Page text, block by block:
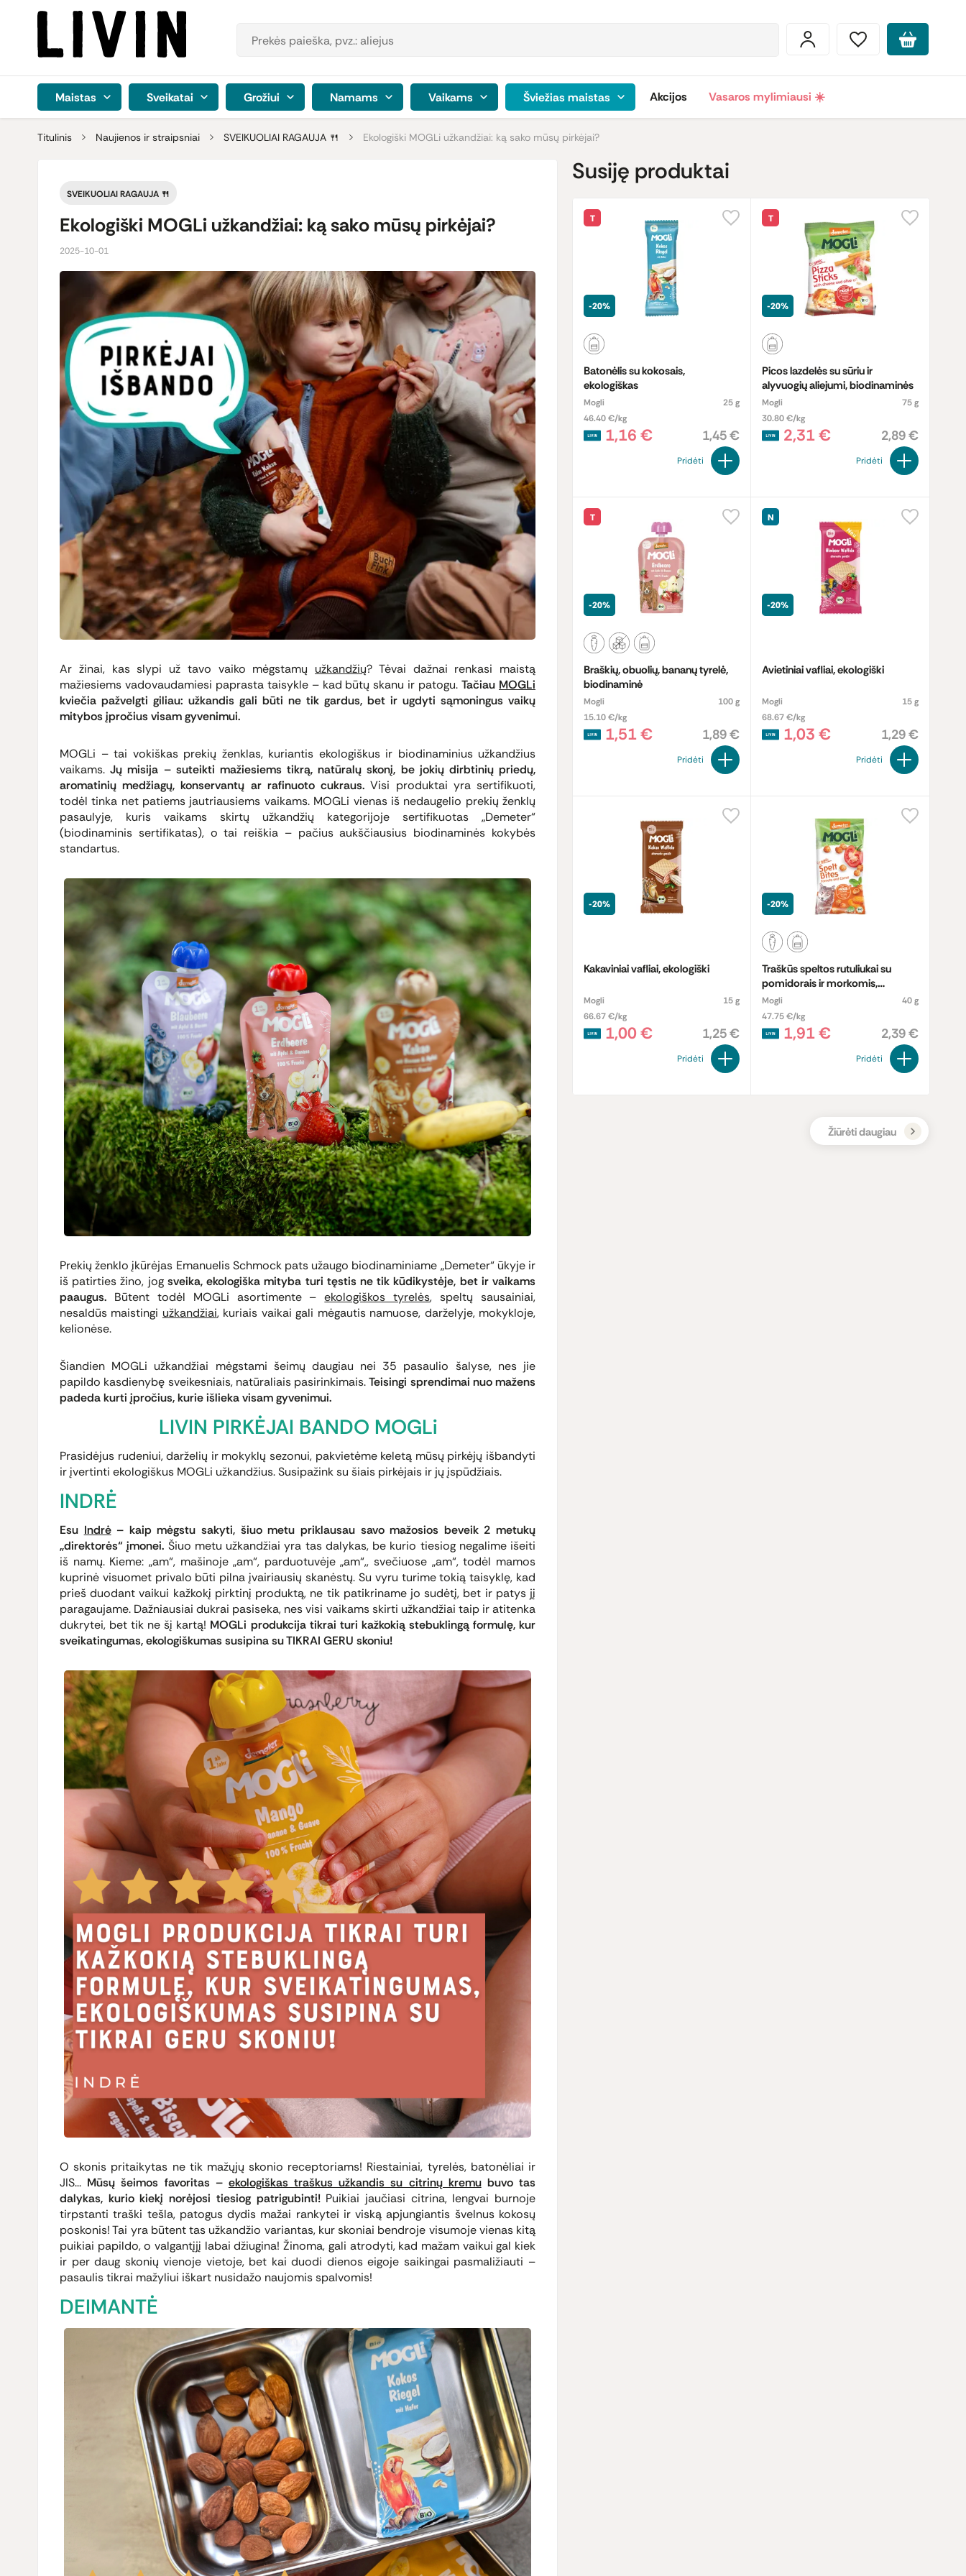
Maistas Sveikatai Grožiui Namams Vaikams Šviežias maistas Akcijos Vasaros mylimiausi ☀️
Titulinis Naujienos ir straipsniai SVEIKUOLIAI RAGAUJA 🍴 Ekologiški MOGLi užkandžiai: ką sako mūsų pirkėjai?
SVEIKUOLIAI RAGAUJA 🍴
Ekologiški MOGLi užkandžiai: ką sako mūsų pirkėjai?
2025-10-01
Ar žinai, kas slypi už tavo vaiko mėgstamų užkandžių? Tėvai dažnai renkasi maistą
mažiesiems vadovaudamiesi paprasta taisykle – kad būtų skanu ir patogu.Tačiau MOGLi
kviečia pažvelgti giliau: užkandis gali būti ne tik gardus, bet ir ugdyti sąmoningus vaikų
mitybos įpročius visam gyvenimui.
MOGLi – tai vokiškas prekių ženklas, kuriantis ekologiškus ir biodinaminius užkandžius
vaikams.Jų misija – suteikti mažiesiems tikrą, natūralų skonį, be jokių dirbtinių priedų,
aromatinių medžiagų, konservantų ar rafinuoto cukraus. Visi produktai yra sertifikuoti,
todėl tinka net patiems jautriausiems vaikams. MOGLi vienas iš nedaugelio prekių ženklų
pasaulyje, kuris vaikams skirtų užkandžių kategorijoje sertifikuotas „Demeter“
(biodinaminis sertifikatas), o tai reiškia – pačius aukščiausius biodinaminės kokybės
standartus.
Prekių ženklo įkūrėjas Emanuelis Schmock pats užaugo biodinaminiame „Demeter“ ūkyje ir
iš patirties žino, jog sveika, ekologiška mityba turi tęstis ne tik kūdikystėje, bet ir vaikams
paaugus. Būtent todėl MOGLi asortimente –ekologiškos tyrelės, speltų sausainiai,
nesaldūs maistingi užkandžiai, kuriais vaikai gali mėgautis namuose, darželyje, mokykloje,
kelionėse.
Šiandien MOGLi užkandžiai mėgstami šeimų daugiau nei 35 pasaulio šalyse, nes jie
papildo kasdienybę sveikesniais, natūraliais pasirinkimais.Teisingi sprendimai nuo mažens
padeda kurti įpročius, kurie išlieka visam gyvenimui.
LIVIN PIRKĖJAI BANDO MOGLi
Prasidėjus rudeniui, darželių ir mokyklų sezonui, pakvietėme keletą mūsų pirkėjų išbandyti
ir įvertinti ekologiškus MOGLi užkandžius. Susipažink su šiais pirkėjais ir jų įspūdžiais.
INDRĖ
Esu Indrė– kaip mėgstu sakyti, šiuo metu priklausau savo mažosios beveik 2 metukų
„direktorės“ įmonei. Šiuo metu užkandžiai yra tas dalykas, be kurio tiesiog negalime išeiti
iš namų. Kieme: „am“, mašinoje „am“, parduotuvėje „am“,, svečiuose „am“, todėl mamos
kuprinė visuomet privalo būti pilna įvairiausių skanėstų. Su vyru turime tokią taisyklę, kad
prieš duodant vaikui kažkokį pirktinį produktą, ne tik patikriname jo sudėtį, bet ir patys jį
paragaujame. Dažniausiai dukrai pasiseka, nes visi vaikams skirti užkandžiai taip ir atitenka
dukrytei, bet tik ne šį kartą! MOGLi produkcija tikrai turi kažkokią stebuklingą formulę, kur
sveikatingumas, ekologiškumas susipina su TIKRAI GERU skoniu!
O skonis pritaikytas ne tik mažųjų skonio receptoriams! Riestainiai, tyrelės, batonėliai ir
JIS... Mūsų šeimos favoritas – ekologiškas traškus užkandis su citrinų kremubuvo tas
dalykas, kurio kiekį norėjosi tiesiog patrigubinti!Puikiai jaučiasi citrina, lengvai burnoje
tirpstanti traški tešla, patogus dydis mažai rankytei ir viską apjungiantis švelnus kokosų
poskonis! Tai yra būtent tas užkandžio variantas, kur skoniai bendroje visumoje vienas kitą
puikiai papildo, o valgantįjį labai džiugina! Žinoma, gali atrodyti, kad mažam vaikui gal kiek
ir per daug skonių vienoje vietoje, bet kai duodi dienos eigoje saikingai pasmaližiauti –
pasaulis tikrai mažyliui iškart nusidažo naujomis spalvomis!
DEIMANTĖ
Susiję produktai
T
-20%
Batonėlis su kokosais,
ekologiškas
Mogli
25 g
46.40 €/kg
1,16 € 1,45 €
Pridėti
T
-20%
Picos lazdelės su sūriu ir
alyvuogių aliejumi, biodinaminės
Mogli
75 g
30.80 €/kg
2,31 € 2,89 €
Pridėti
T
-20%
Braškių, obuolių, bananų tyrelė,
biodinaminė
Mogli
100 g
15.10 €/kg
1,51 € 1,89 €
Pridėti
N
-20%
Avietiniai vafliai, ekologiški
Mogli
15 g
68.67 €/kg
1,03 € 1,29 €
Pridėti
-20%
Kakaviniai vafliai, ekologiški
Mogli
15 g
66.67 €/kg
1,00 € 1,25 €
Pridėti
-20%
Traškūs speltos rutuliukai su
pomidorais ir morkomis,
biodinaminiai
Mogli
40 g
47.75 €/kg
1,91 € 2,39 €
Pridėti
Žiūrėti daugiau